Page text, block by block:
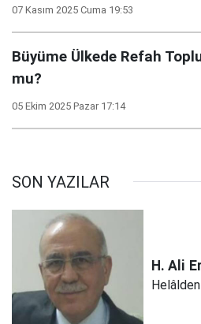
07 Kasım 2025 Cuma 19:53
Büyüme Ülkede Refah
mu?
05 Ekim 2025 Pazar 17:14
SON YAZILAR
H. Ali